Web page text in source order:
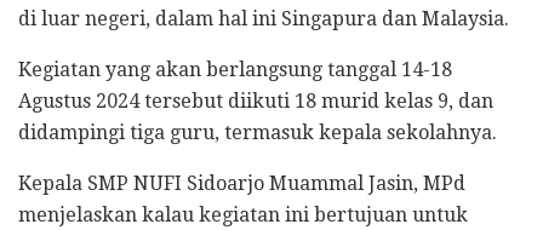
di luar negeri, dalam hal ini Singapura dan Malaysia.
Kegiatan yang akan berlangsung tanggal 14-18
Agustus 2024 tersebut diikuti 18 murid kelas 9, dan
didampingi tiga guru, termasuk kepala sekolahnya.
Kepala SMP NUFI Sidoarjo Muammal Jasin, MPd
menjelaskan kalau kegiatan ini bertujuan untuk